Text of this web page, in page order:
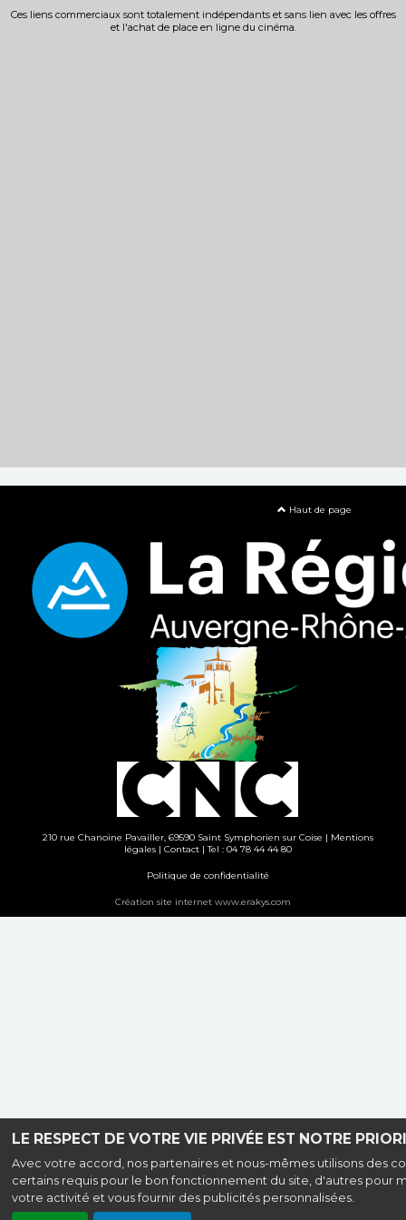
LE RESPECT DE VOTRE VIE PRIVÉE EST NOTRE
Avec votre accord, nos partenaires et nous-mêmes utilisons des
certains requis pour le bon fonctionnement du site, d'autres pour
votre activité et vous fournir des publicités personnalisées.
Ces liens commerciaux sont totalement indépendants et sans lien avec les offres
et l'achat de place en ligne du cinéma.
Haut de page
210 rue Chanoine Pavailler, 69590 Saint Symphorien sur Coise | Mentions
légales| Contact| Tel : 04 78 44 44 80
Politique de confidentialité
Création site internet www.erakys.com